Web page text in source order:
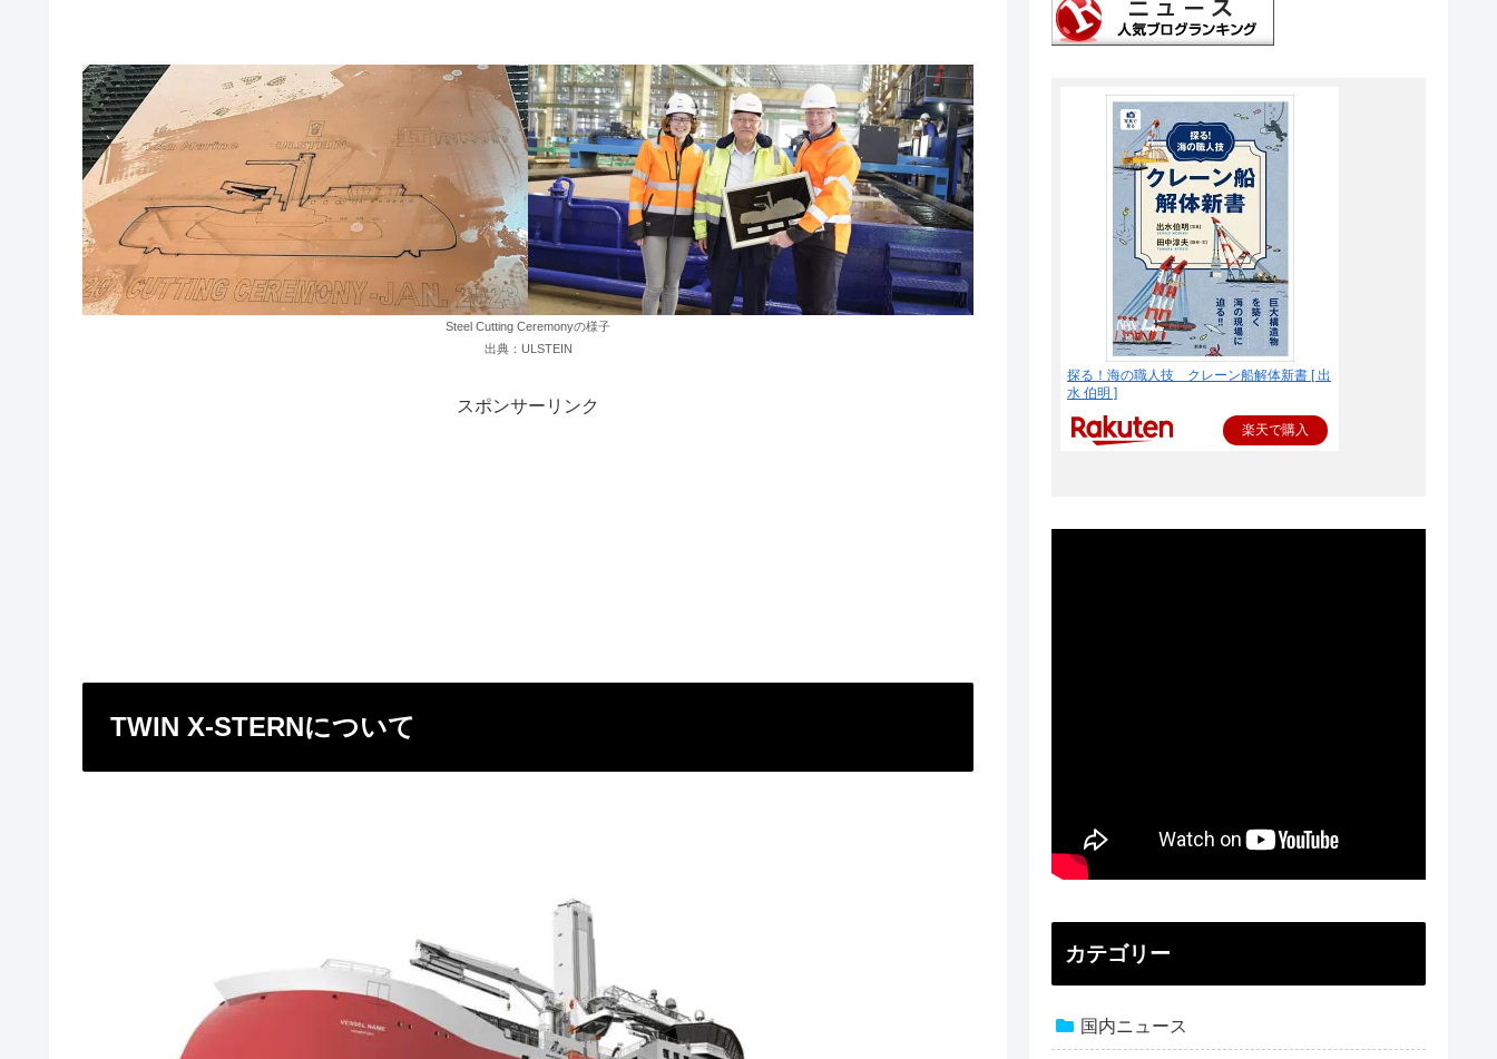
Steel Cutting Ceremonyの様子
出典：ULSTEIN
スポンサーリンク
TWIN X-STERNについて
探る！海の職人技 クレーン船解体新書 [ 出
水 伯明 ]
楽天で購入
カテゴリー
国内ニュース